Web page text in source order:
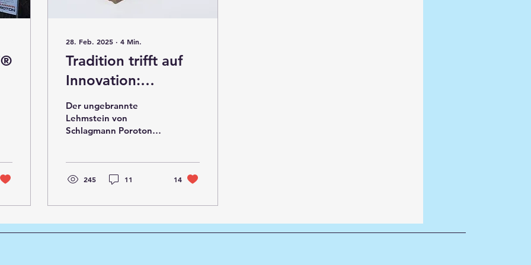
28. Feb. 2025 ∙ 4 Min.
Tradition trifft auf
Innovation:
Zukunftsfähiges
Bauen mit
Lehmsteinen
Der ungebrannte
Lehmstein von
Schlagmann Poroton
effektiver CO2-
245 11 14